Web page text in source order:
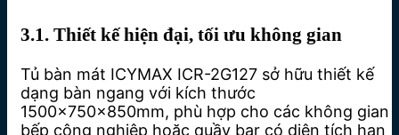
3.1. Thiết kế hiện đại, tối ưu không gian
Tủ bàn mát ICYMAX ICR-2G127 sở hữu thiết kế
dạng bàn ngang với kích thước
1500x750x850mm, phù hợp cho các không gian
bếp công nghiệp hoặc quầy bar có diện tích hạn